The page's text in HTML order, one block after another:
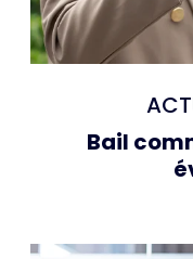
Bail